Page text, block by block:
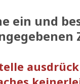
ein und